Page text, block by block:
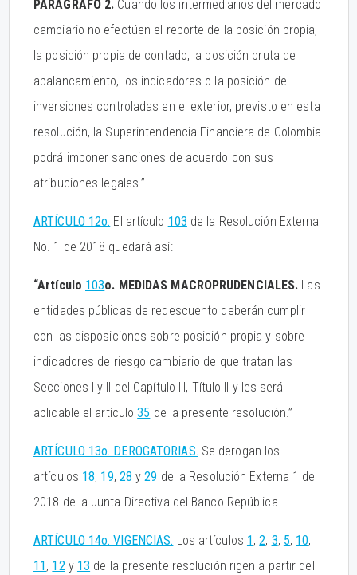
PARÁGRAFO 2. Cuando los intermediarios del mercado
cambiario no efectúen el reporte de la posición propia,
la posición propia de contado, la posición bruta de
apalancamiento, los indicadores o la posición de
inversiones controladas en el exterior, previsto en esta
resolución, la Superintendencia Financiera de Colombia
podrá imponer sanciones de acuerdo con sus
atribuciones legales.”
ARTÍCULO 12o. El artículo 103 de la Resolución Externa
No. 1 de 2018 quedará así:
“Artículo 103o. MEDIDAS MACROPRUDENCIALES. Las
entidades públicas de redescuento deberán cumplir
con las disposiciones sobre posición propia y sobre
indicadores de riesgo cambiario de que tratan las
Secciones I y II del Capítulo III, Título II y les será
aplicable el artículo35 de la presente resolución.”
ARTÍCULO 13o. DEROGATORIAS. Se derogan los
artículos 18, 19, 28 y29 de la Resolución Externa 1 de
2018 de la Junta Directiva del Banco República.
ARTÍCULO 14o. VIGENCIAS. Los artículos 1,2, 3, 5, 10,
11, 12y 13 de la presente resolución rigen a partir del